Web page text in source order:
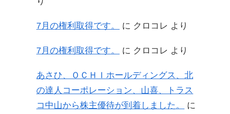
7月の権利取得です。 に クロコレ より
7月の権利取得です。 に クロコレ より
あさひ、ＯＣＨＩホールディングス、北
の達人コーポレーション、山喜、トラス
コ中山から株主優待が到着しました。
に